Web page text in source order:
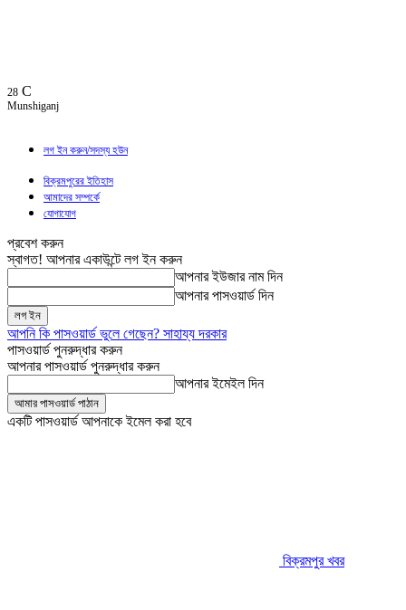
28 C
Munshiganj
লগ ইন করুন/সদস্য হউন
বিক্রমপুরের ইতিহাস
আমাদের সম্পর্কে
যোগাযোগ
প্রবেশ করুন
স্বাগত! আপনার একাউন্টে লগ ইন করুন
আপনার ইউজার নাম দিন
আপনার পাসওয়ার্ড দিন
আপনি কি পাসওয়ার্ড ভুলে গেছেন? সাহায্য দরকার
পাসওয়ার্ড পুনরুদ্ধার করুন
আপনার পাসওয়ার্ড পুনরুদ্ধার করুন
আপনার ইমেইল দিন
একটি পাসওয়ার্ড আপনাকে ইমেল করা হবে
বিক্রমপুর খবর